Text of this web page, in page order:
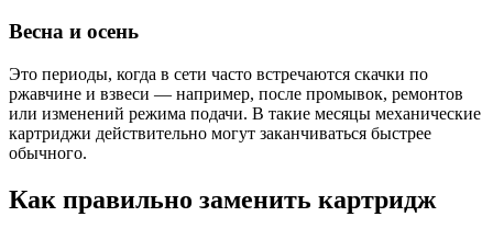
Весна и осень
Это периоды, когда в сети часто встречаются скачки по
ржавчине и взвеси — например, после промывок, ремонтов
или изменений режима подачи. В такие месяцы механические
картриджи действительно могут заканчиваться быстрее
обычного.
Как правильно заменить картридж